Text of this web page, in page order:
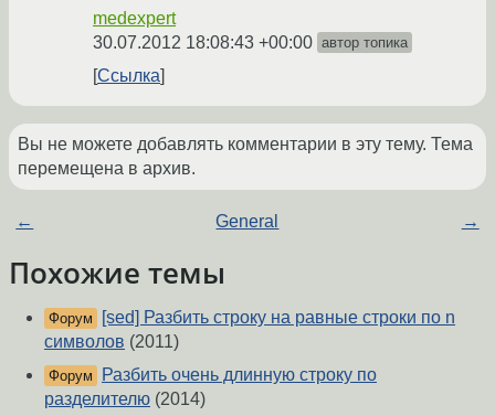
medexpert
30.07.2012 18:08:43 +00:00 автор топика
Ссылка
Вы не можете добавлять комментарии в эту тему. Тема
перемещена в архив.
← General →
Похожие темы
Форум
[sed] Разбить строку на равные строки по n
символов (2011)
Форум
Разбить очень длинную строку по
разделителю (2014)